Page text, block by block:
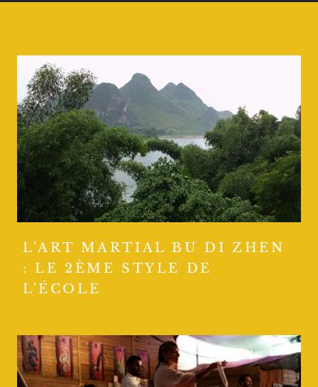
L'ART MARTIAL BU DI ZHEN
: LE 2ÈME STYLE DE
L'ÉCOLE